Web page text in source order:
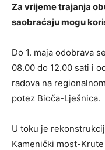
Za vrijeme trajanja
saobraćaju mogu
Do 1. maja odobrava
08.00 do 12.00 sati i
radova na
potez Bioča-Lješnica.
U toku je
Kamenički most-